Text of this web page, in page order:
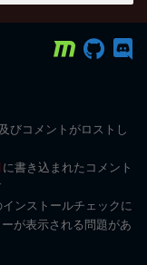
びコメントがロストし
に書き込まれたコメント
ンストールチェックに
が表示される問題があ